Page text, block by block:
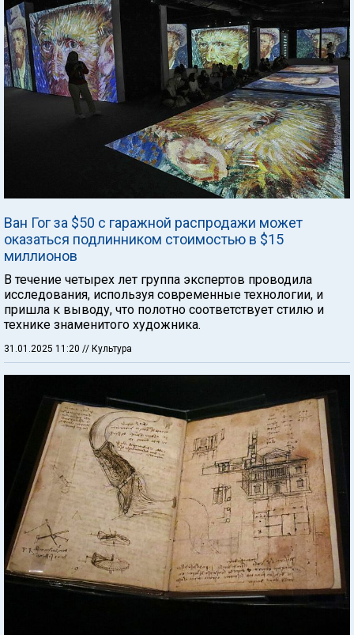
Ван Гог за $50 с гаражной распродажи может
оказаться подлинником стоимостью в $15
миллионов
В течение четырех лет группа экспертов проводила
исследования, используя современные технологии, и
пришла к выводу, что полотно соответствует стилю и
технике знаменитого художника.
31.01.2025 11:20 // Культура